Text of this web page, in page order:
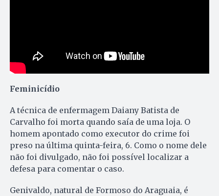
Feminicídio
A técnica de enfermagem Daiany Batista de
Carvalho foi morta quando saía de uma loja. O
homem apontado como executor do crime foi
preso na última quinta-feira, 6. Como o nome dele
não foi divulgado, não foi possível localizar a
defesa para comentar o caso.
Genivaldo, natural de Formoso do Araguaia, é